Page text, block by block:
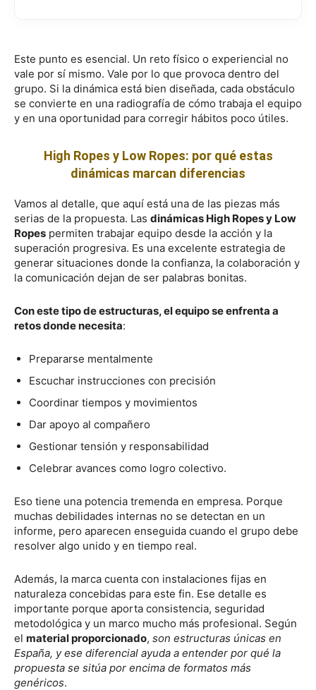
Este punto es esencial. Un reto físico o experiencial no
vale por sí mismo. Vale por lo que provoca dentro del
grupo. Si la dinámica está bien diseñada, cada obstáculo
se convierte en una radiografía de cómo trabaja el equipo
y en una oportunidad para corregir hábitos poco útiles.
High Ropes y Low Ropes: por qué estas
dinámicas marcan diferencias
Vamos al detalle, que aquí está una de las piezas más
serias de la propuesta. Las dinámicas High Ropes y Low
Ropes permiten trabajar equipo desde la acción y la
superación progresiva. Es una excelente estrategia de
generar situaciones donde la confianza, la colaboración y
la comunicación dejan de ser palabras bonitas.
Con este tipo de estructuras, el equipo se enfrenta a
retos donde necesita:
Prepararse mentalmente
Escuchar instrucciones con precisión
Coordinar tiempos y movimientos
Dar apoyo al compañero
Gestionar tensión y responsabilidad
Celebrar avances como logro colectivo.
Eso tiene una potencia tremenda en empresa. Porque
muchas debilidades internas no se detectan en un
informe, pero aparecen enseguida cuando el grupo debe
resolver algo unido y en tiempo real.
Además, la marca cuenta con instalaciones fijas en
naturaleza concebidas para este fin. Ese detalle es
importante porque aporta consistencia, seguridad
metodológica y un marco mucho más profesional. Según
el material proporcionado, son estructuras únicas en
España, y ese diferencial ayuda a entender por qué la
propuesta se sitúa por encima de formatos más
genéricos.